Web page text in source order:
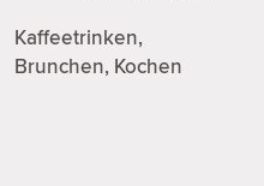
Kaffeetrinken,
Brunchen, Kochen